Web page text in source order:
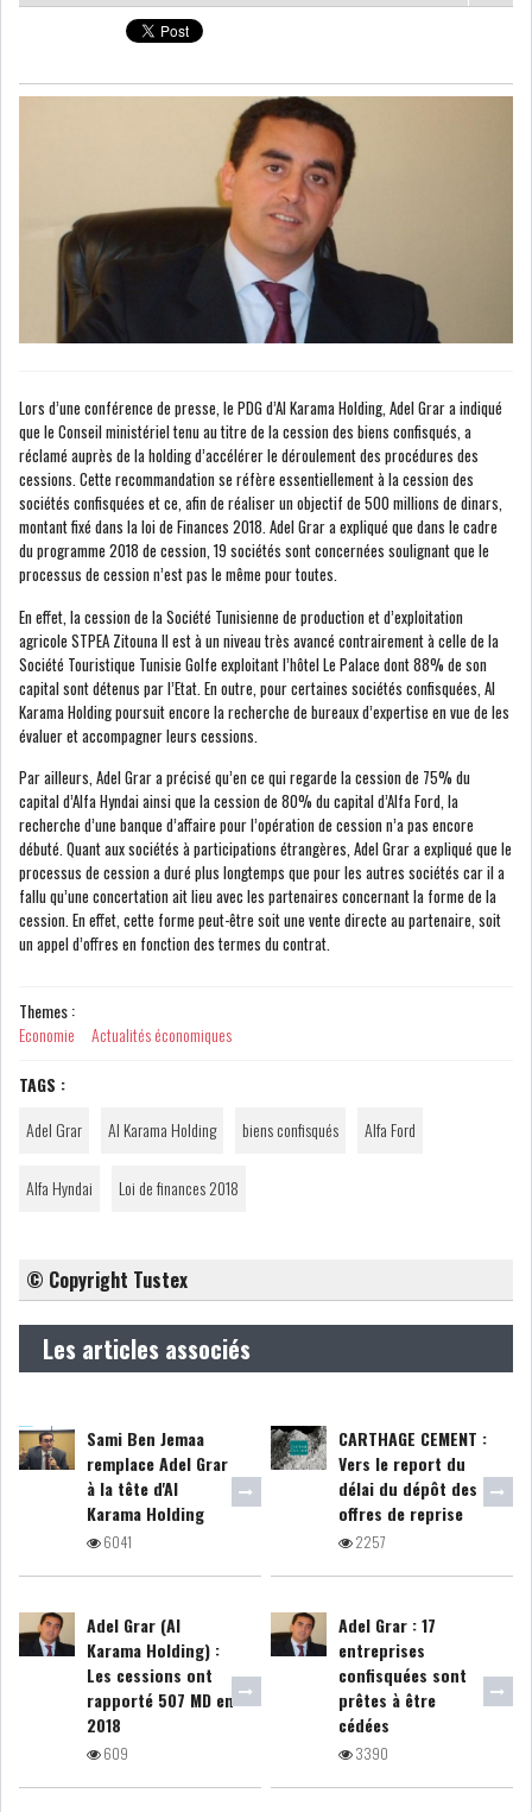
COMPTES PROVISOIRES
EMPRUNTS
FUSIONS &
ACQUISITIONS
OPÉRATIONS SUR
TITRES
NOMINATIONS NOTATION
PRIVATISATION & OPV RAPPORTS DE GESTION
INTERMÉDIAIRES
OPINION ANALYSE MARCHÉ
SONDAGES
COMMUNIQUÉS DE
PRESSE
BOURSE DE TUNIS : UN BILAN
HEBDOMADAIRE...
LE CMF ET LA BANQUE DE
FRANCE RENFORCENT...
OFFICEPLAST CHERCHE DEUX
ADMINISTRATEURS...
L’ATB RENFORCE SON
COTATION ET ANALYSES
FICHES SOCIÉTÉS
COURS DU JOUR
ANALYSE HEBDOMADAIRE
ZOOM ENTREPRISE
ARCHIVES DES COURS
HISTORIQUE ANALYSES HEBDOMADAIRES
Lors d’une conférence de presse, le PDG d’Al Karama Holding, Adel Grar a indiqué
que le Conseil ministériel tenu au titre de la cession des biens confisqués, a
réclamé auprès de la holding d’accélérer le déroulement des procédures des
cessions. Cette recommandation se réfère essentiellement à la cession des
sociétés confisquées et ce, afin de réaliser un objectif de 500 millions de dinars,
montant fixé dans la loi de Finances 2018. Adel Grar a expliqué que dans le cadre
du programme 2018 de cession, 19 sociétés sont concernées soulignant que le
processus de cession n’est pas le même pour toutes.
En effet, la cession de la Société Tunisienne de production et d’exploitation
agricole STPEA Zitouna II est à un niveau très avancé contrairement à celle de la
Société Touristique Tunisie Golfe exploitant l’hôtel Le Palace dont 88% de son
capital sont détenus par l’Etat. En outre, pour certaines sociétés confisquées, Al
Karama Holding poursuit encore la recherche de bureaux d’expertise en vue de les
évaluer et accompagner leurs cessions.
Par ailleurs, Adel Grar a précisé qu’en ce qui regarde la cession de 75% du
capital d’Alfa Hyndai ainsi que la cession de 80% du capital d’Alfa Ford, la
recherche d’une banque d’affaire pour l’opération de cession n’a pas encore
débuté. Quant aux sociétés à participations étrangères, Adel Grar a expliqué que le
processus de cession a duré plus longtemps que pour les autres sociétés car il a
fallu qu’une concertation ait lieu avec les partenaires concernant la forme de la
cession. En effet, cette forme peut-être soit une vente directe au partenaire, soit
un appel d’offres en fonction des termes du contrat.
Themes :
Economie
Actualités économiques
TAGS :
Adel Grar
Al Karama Holding biens confisqués Alfa Ford
Alfa Hyndai Loi de finances 2018
© Copyright Tustex
Les articles associés
Sami Ben Jemaa
remplace Adel Grar
à la tête d'Al
Karama Holding
6041
CARTHAGE CEMENT :
Vers le report du
délai du dépôt des
offres de reprise
2257
Adel Grar (Al
Karama Holding) :
Les cessions ont
rapporté 507 MD en
2018
609
Adel Grar : 17
entreprises
confisquées sont
prêtes à être
cédées
3390